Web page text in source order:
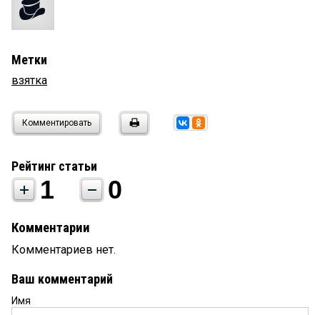
Метки
взятка
Комментировать
Рейтинг статьи
1 0
Комментарии
Комментариев нет.
Ваш комментарий
Имя